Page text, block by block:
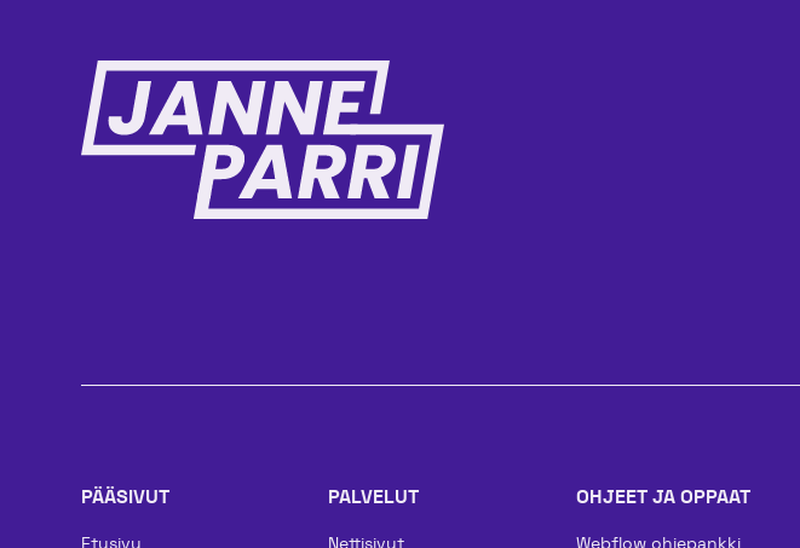
PÄÄSIVUT
Etusivu
PALVELUT
Nettisivut
OHJEET JA OPPAAT
Webflow ohjepankki